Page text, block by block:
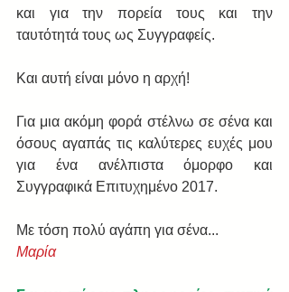
και για την πορεία τους και την
ταυτότητά τους ως Συγγραφείς.
Και αυτή είναι μόνο η αρχή!
Για μια ακόμη φορά στέλνω σε σένα και
όσους αγαπάς τις καλύτερες ευχές μου
για ένα ανέλπιστα όμορφο και
Συγγραφικά Επιτυχημένο 2017.
Με τόση πολύ αγάπη για σένα...
Μαρία